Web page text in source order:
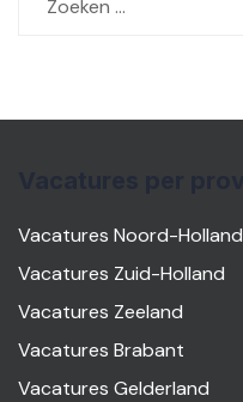
naar:
Vacatures Noord-Holland
Vacatures Zuid-Holland
Vacatures Zeeland
Vacatures Brabant
Vacatures Gelderland